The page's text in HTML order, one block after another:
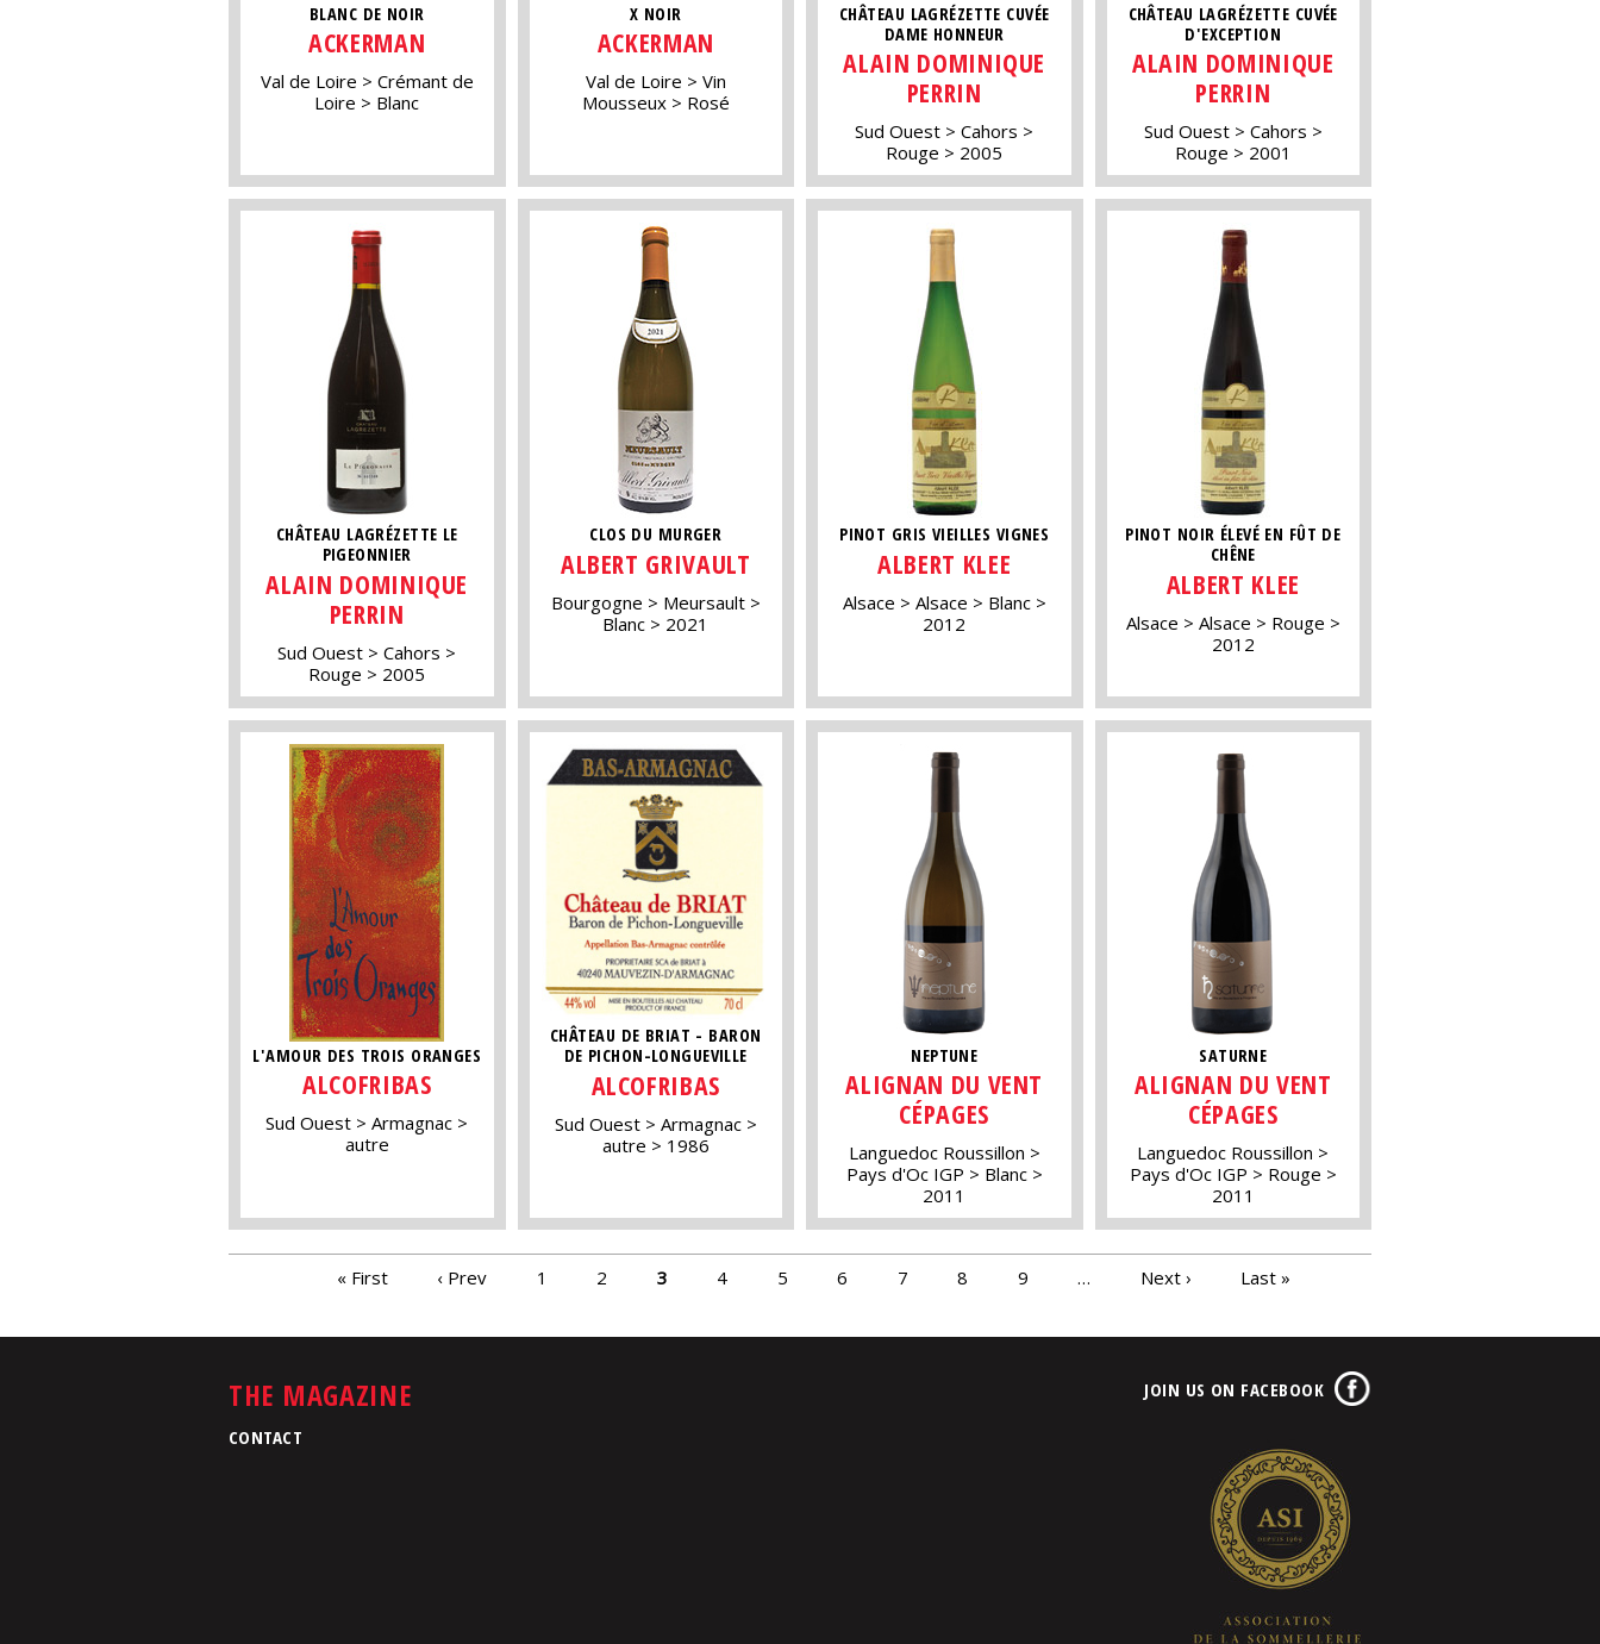
BLANC DE NOIR
ACKERMAN
Val de Loire
Crémant de
Loire
Blanc
X NOIR
ACKERMAN
Val de Loire
Vin
Mousseux
Rosé
CHÂTEAU LAGRÉZETTE CUVÉE
DAME HONNEUR
ALAIN DOMINIQUE
PERRIN
Sud Ouest
Cahors
Rouge
2005
CHÂTEAU LAGRÉZETTE CUVÉE
D'EXCEPTION
ALAIN DOMINIQUE
PERRIN
Sud Ouest
Cahors
Rouge
2001
CHÂTEAU LAGRÉZETTE LE
PIGEONNIER
ALAIN DOMINIQUE
PERRIN
Sud Ouest
Cahors
Rouge
2005
CLOS DU MURGER
ALBERT GRIVAULT
Bourgogne
Meursault
Blanc
2021
PINOT GRIS VIEILLES VIGNES
ALBERT KLEE
Alsace Alsace
Blanc
2012
PINOT NOIR ÉLEVÉ EN FÛT DE
CHÊNE
ALBERT KLEE
Alsace Alsace
Rouge
2012
L'AMOUR DES TROIS ORANGES
ALCOFRIBAS
Sud Ouest
Armagnac
autre
CHÂTEAU DE BRIAT - BARON
DE PICHON-LONGUEVILLE
ALCOFRIBAS
Sud Ouest
Armagnac
autre
1986
NEPTUNE
ALIGNAN DU VENT
CÉPAGES
Languedoc Roussillon
Pays d'Oc IGP
Blanc
2011
SATURNE
ALIGNAN DU VENT
CÉPAGES
Languedoc Roussillon
Pays d'Oc IGP
Rouge
2011
« First ‹ Prev 1 2 3 4 5 6 7 8 9 … Next › Last »
THE MAGAZINE
CONTACT
JOIN US ON FACEBOOK